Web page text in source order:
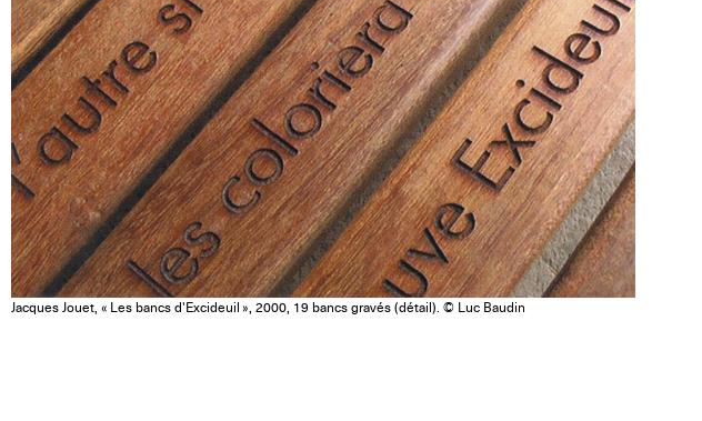
Jacques Jouet, « Les bancs d'Excideuil », 2000, 19 bancs gravés (détail). © Luc Baudin